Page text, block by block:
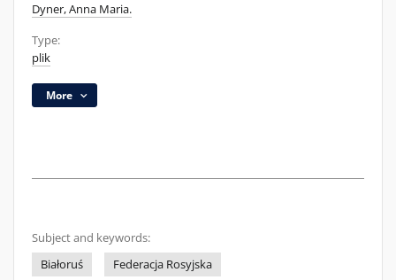
Dyner, Anna Maria.
Type:
plik
More
Subject and keywords:
Białoruś
Federacja Rosyjska